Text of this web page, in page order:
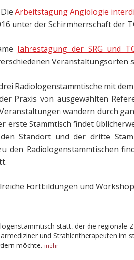
Arbeitstagung Angiologie
unter der Schirmherrschaft der
Jahrestagung der SRG und
Veranstaltungsorten
Radiologenstammtische mit
Praxis von ausgewählten
wandern durch
erste Stammtisch findet
Standort und der dritte
den Radiologenstammtischen
Fortbildungen und
statt, der die regionale
und Strahlentherapeuten im
möchte. mehr